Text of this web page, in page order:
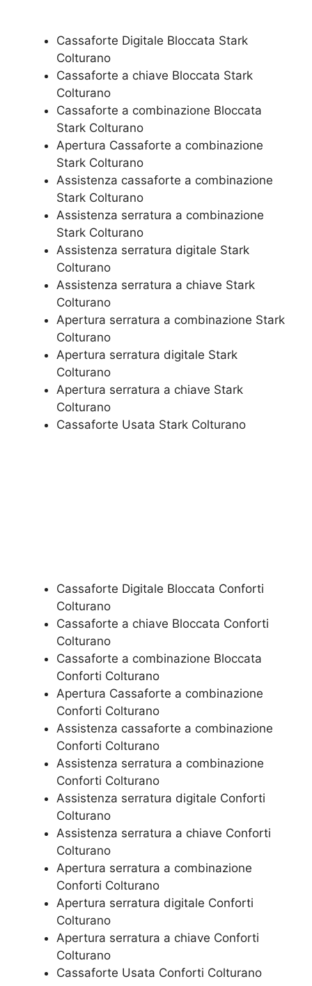
Cassaforte Digitale Bloccata Stark
Colturano
Cassaforte a chiave Bloccata Stark
Colturano
Cassaforte a combinazione Bloccata
Stark Colturano
​Apertura Cassaforte a combinazione
Stark Colturano
Assistenza cassaforte a combinazione
Stark Colturano
​Assistenza serratura​ ​a combinazione
Stark Colturano
Assistenza serratura ​digitale Stark
Colturano
Assistenza serratura ​a chiave Stark
Colturano
​Apertura serratura​ ​a combinazione Stark
Colturano
Apertura serratura​ ​digitale Stark
Colturano
​Apertura serratura​ ​a chiave Stark
Colturano
​Cassaforte Usata Stark Colturano
Cassaforte Digitale Bloccata Conforti
Colturano
Cassaforte a chiave Bloccata Conforti
Colturano
Cassaforte a combinazione Bloccata
Conforti Colturano
​Apertura Cassaforte a combinazione
Conforti Colturano
Assistenza cassaforte a combinazione
Conforti Colturano
​Assistenza serratura​ ​a combinazione
Conforti Colturano
Assistenza serratura ​digitale Conforti
Colturano
Assistenza serratura ​a chiave Conforti
Colturano
​Apertura serratura​ ​a combinazione
Conforti Colturano
Apertura serratura​ ​digitale Conforti
Colturano
​Apertura serratura​ ​a chiave Conforti
Colturano
​Cassaforte Usata Conforti Colturano